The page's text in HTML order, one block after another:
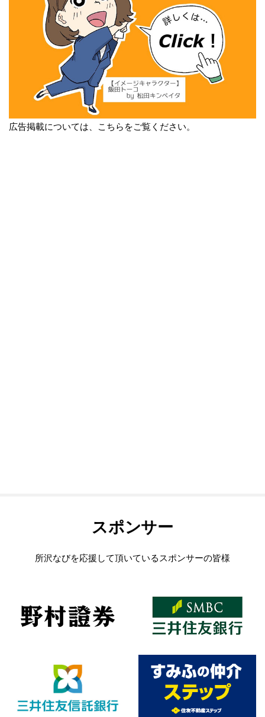
広告掲載については、こちらをご覧ください。
スポンサー
所沢なびを応援して頂いているスポンサーの皆様